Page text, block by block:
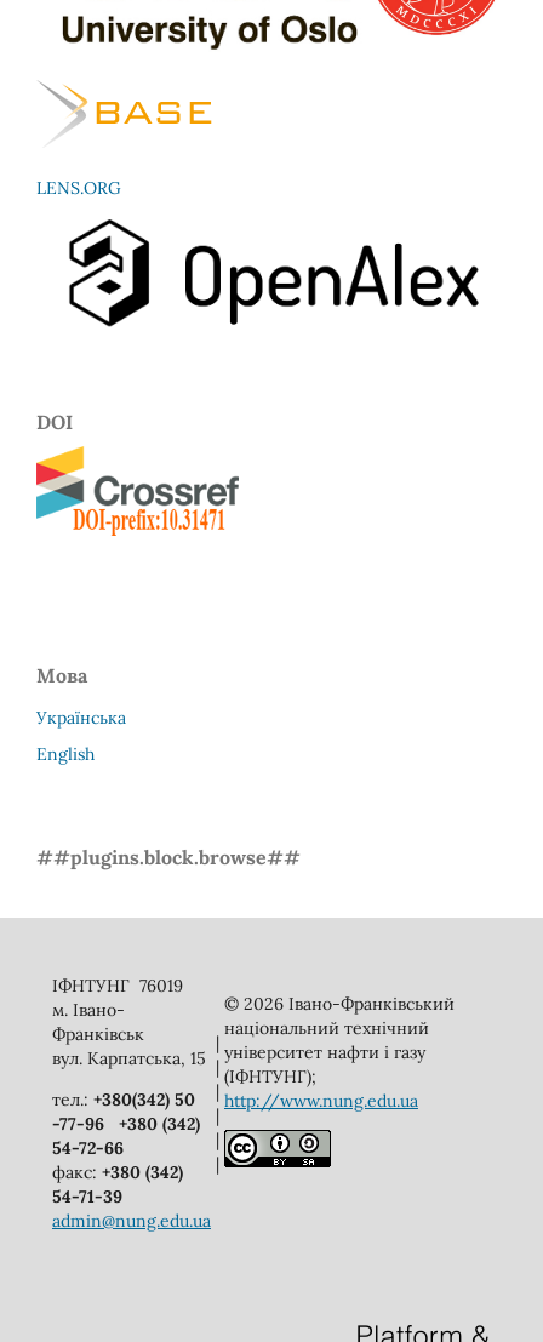
LENS.ORG
DOI
Мова
Українська
English
##plugins.block.browse##
ІФНТУНГ 76019
м. Івано-
Франківськ
вул. Карпатська, 15
тел.: +380(342) 50
-77-96
+380 (342)
54-72-66
факс: +380 (342)
54-71-39
admin@nung.edu.ua
|
|
|
|
|
|
© 2026 Івано-Франківський
національний технічний
університет нафти і газу
(ІФНТУНГ);
http://www.nung.edu.ua